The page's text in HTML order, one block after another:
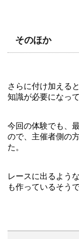
そのほか
さらに付け加える
知識が必要になっ
今回の体験でも、
ので、主催者側の
た。
レースに出るよう
も作っているそうで